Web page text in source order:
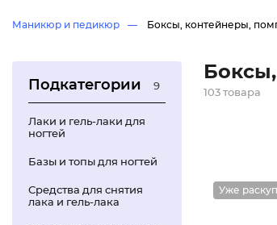
Маникюр и педикюр Боксы, контейнеры,
Подкатегории 9
Лаки и гель-лаки для
ногтей
Базы и топы для ногтей
Средства для снятия
лака и гель-лака
103 товара
Уже